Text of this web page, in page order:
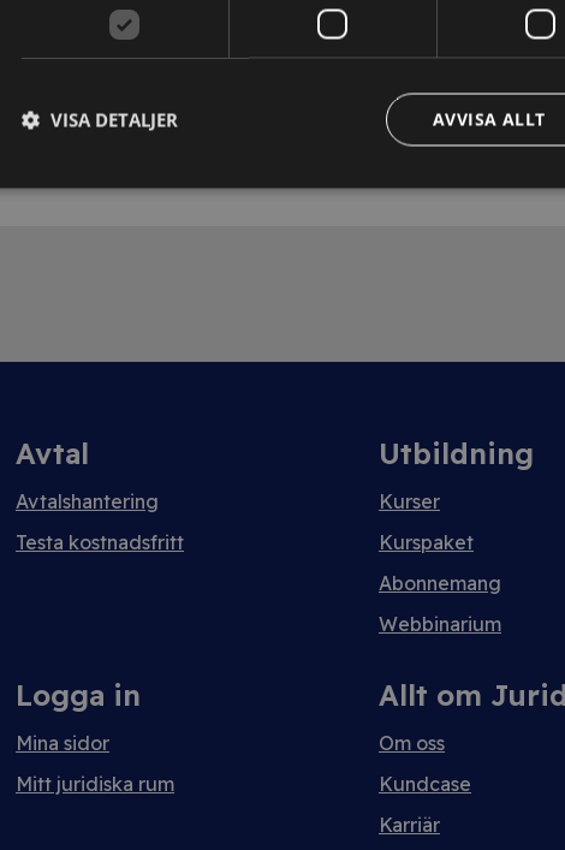
Avtal
Avtalshantering
Testa kostnadsfritt
Utbildning
Kurser
Kurspaket
Abonnemang
Webbinarium
Logga in
Mina sidor
Mitt juridiska rum
Allt om
Om oss
Kundcase
Karriär
AVVISA ALLT
VISA DETALJER